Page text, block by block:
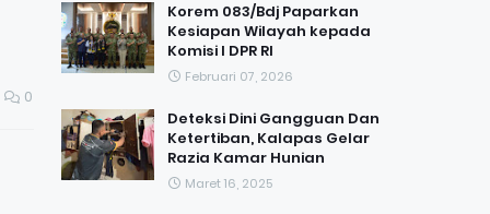
0
Korem 083/Bdj Paparkan
Kesiapan Wilayah kepada
Komisi I DPR RI
Februari 07, 2026
Deteksi Dini Gangguan Dan
Ketertiban, Kalapas Gelar
Razia Kamar Hunian
Maret 16, 2025